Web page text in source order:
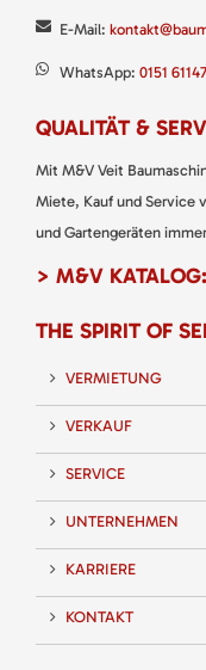
E-Mail:
WhatsApp: 0151
QUALITÄT &
Mit M&V Veit
Miete, Kauf und Service
und Gartengeräten
> M&V
THE SPIRIT OF
VERMIETUNG
VERKAUF
SERVICE
UNTERNEHMEN
KARRIERE
KONTAKT